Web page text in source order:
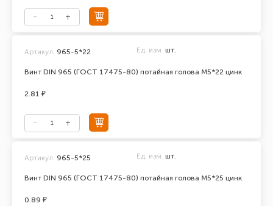
Винт DIN 965 (ГОСТ 17475-80) потайная голова М5*22 цинк
Артикул: 965-5*22 Ед. изм. шт.
2.81 ₽
Винт DIN 965 (ГОСТ 17475-80) потайная голова М5*25 цинк
Артикул: 965-5*25 Ед. изм. шт.
0.89 ₽